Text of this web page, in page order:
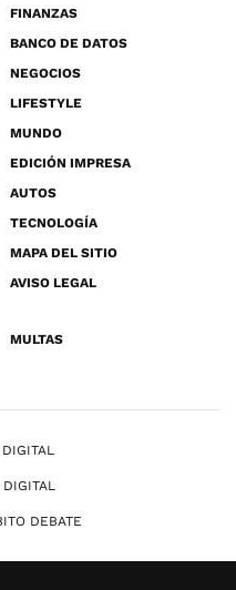
FINANZAS
BANCO DE DATOS
NEGOCIOS
LIFESTYLE
MUNDO
EDICIÓN IMPRESA
AUTOS
TECNOLOGÍA
MAPA DEL SITIO
AVISO LEGAL
MULTAS
DIGITAL
DIGITAL
DEBATE